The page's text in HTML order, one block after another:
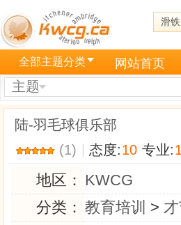
滑
全部主题分类 网站首页
主题
陆-羽毛球俱乐部
(1)
态度:10 专业:
地区： KWCG
分类： 教育培训 >